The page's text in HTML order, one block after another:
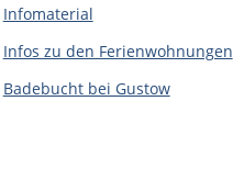
Infomaterial
Infos zu den Ferienwohnungen
Badebucht bei Gustow